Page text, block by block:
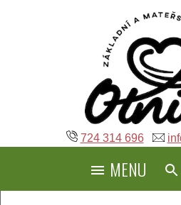
724 314 696
MENU